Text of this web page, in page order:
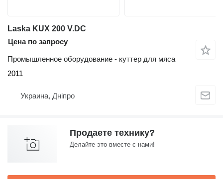
Laska KUX 200 V.DC
Цена по запросу
Промышленное оборудование - куттер для мяса
2011
Украина, Дніпро
Продаете технику?
Делайте это вместе с нами!